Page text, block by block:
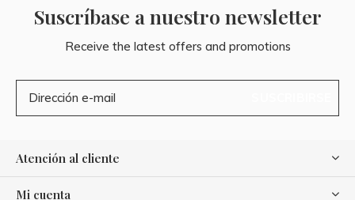
Suscríbase a nuestro newsletter
Receive the latest offers and promotions
Atención al cliente
Mi cuenta